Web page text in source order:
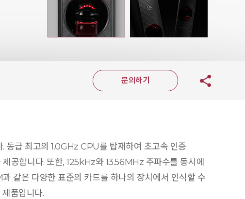
문의하기
급 최고의 1.0GHz CPU를 탑재하여 초고속 인증
공합니다. 또한, 125kHz와 13.56MHz 주파수를 동시에
같은 다양한 표준의 카드를 하나의 장치에서 인식할 수
품입니다.